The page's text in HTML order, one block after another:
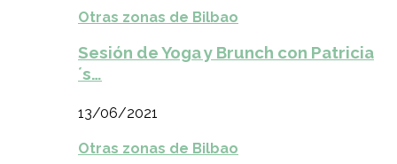
Otras zonas de Bilbao
Sesión de Yoga y Brunch con Patricia
´s…
13/06/2021
Otras zonas de Bilbao